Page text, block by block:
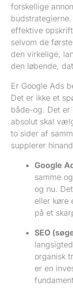
forskellige
effektive
selvom de
den virkelige,
den løbende,
Er Google Ads
Det er ikke et
både-og. Det er
absolut skal
to sider af
supplerer
Google
samme
og nu.
eller køre
på et
SEO
organisk
er en